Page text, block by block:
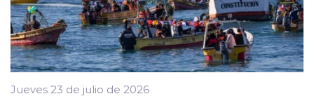
Jueves 23 de julio de 2026